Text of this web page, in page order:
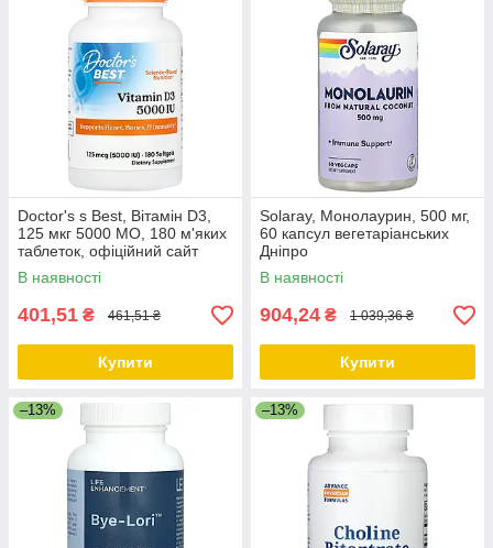
Doctor's s Best, Вітамін D3,
125 мкг 5000 МО, 180 м'яких
таблеток, офіційний сайт
Дніпро
В наявності
401,51 ₴ 461,51 ₴
Купити
Solaray, Монолаурин, 500 мг,
60 капсул вегетаріанських
Дніпро
В наявності
904,24 ₴ 1 039,36 ₴
Купити
–13% –13%